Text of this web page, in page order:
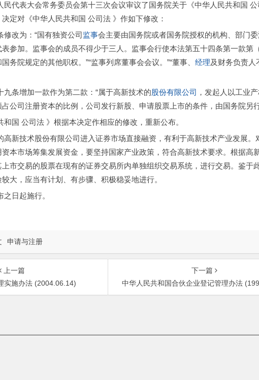
表大会常务委员会第十三次会议审议了国务院关于《中华人民共和国 公
定对《中华人民共和国 公司法 》作如下修改：
改为：“国有独资公司监事会主要由国务院或者国务院授权的机构、部门
参加。监事会的成员不得少于三人。监事会行使本法第五十四条第一款第（
国务院规定的其他职权。”“监事列席董事会会议。”“董事、经理及财务负责人
条增加一款作为第二款：“属于高新技术的股份有限公司 ，发起人以工业
公司注册资本的比例，公司发行新股、申请股票上市的条件，由国务院另
公司法 》根据本决定作相应的修改，重新公布。
技术股份有限公司进入证券市场直接融资，有利于高新技术产业发展。
本市场筹集发展资金，要坚持国家产业政策，符合高新技术要求。根据高
市交易的股票在现有的证券交易所内单独组织交易系统，进行交易。鉴于
大，应当有计划、有步骤、积极稳妥地进行。
日起施行。
申请与注册
上一篇
实施办法 (2004.06.14)
下一篇
中华人民共和国合伙企业登记管理办法